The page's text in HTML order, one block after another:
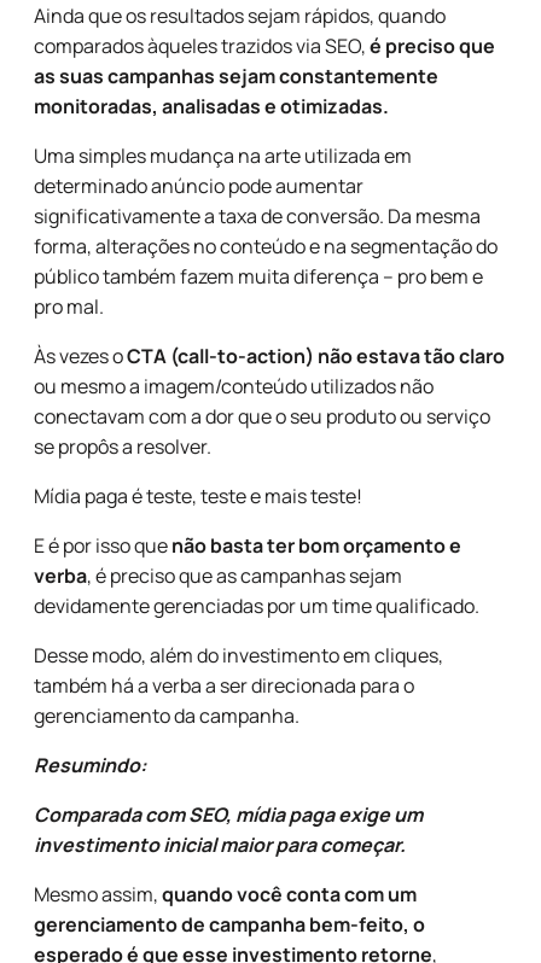
Ainda que os resultados sejam rápidos, quando
comparados àqueles trazidos via SEO,é preciso que
as suas campanhas sejam constantemente
monitoradas, analisadas e otimizadas.
Uma simples mudança na arte utilizada em
determinado anúncio pode aumentar
significativamente a taxa de conversão. Da mesma
forma, alterações no conteúdo e na segmentação do
público também fazem muita diferença – pro bem e
pro mal.
Às vezes oCTA (call-to-action) não estava tão claro
ou mesmo a imagem/conteúdo utilizados não
conectavam com a dor que o seu produto ou serviço
se propôs a resolver.
Mídia paga é teste, teste e mais teste!
E é por isso quenão basta ter bom orçamento e
verba, é preciso que as campanhas sejam
devidamente gerenciadas por um time qualificado.
Desse modo, além do investimento em cliques,
também há a verba a ser direcionada para o
gerenciamento da campanha.
Resumindo:
Comparada com SEO, mídia paga exige um
investimento inicial maior para começar.
Mesmo assim,quando você conta com um
gerenciamento de campanha bem-feito, o
esperado é que esse investimento retorne,